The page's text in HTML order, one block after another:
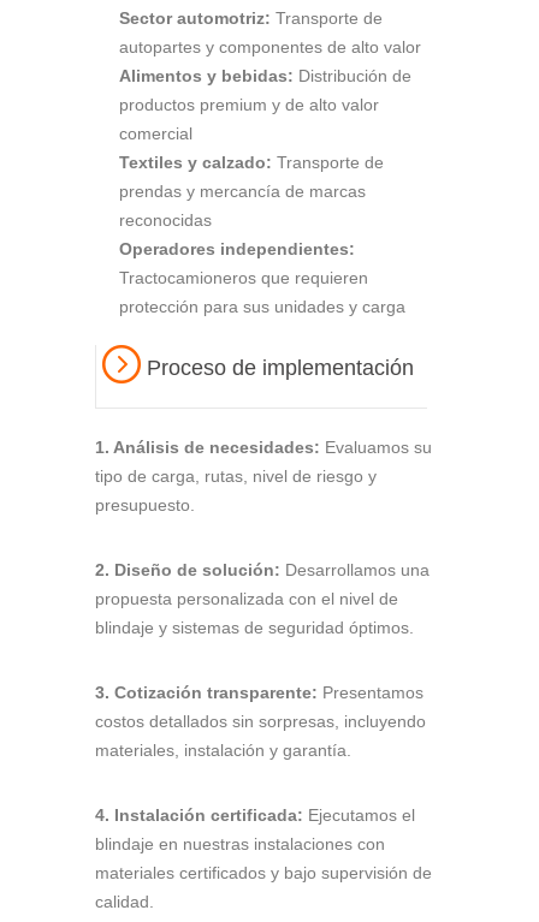
Sector automotriz: Transporte de
autopartes y componentes de alto valor
Alimentos y bebidas: Distribución de
productos premium y de alto valor
comercial
Textiles y calzado: Transporte de
prendas y mercancía de marcas
reconocidas
Operadores independientes:
Tractocamioneros que requieren
protección para sus unidades y carga
Proceso de implementación
1. Análisis de necesidades: Evaluamos su
tipo de carga, rutas, nivel de riesgo y
presupuesto.
2. Diseño de solución: Desarrollamos una
propuesta personalizada con el nivel de
blindaje y sistemas de seguridad óptimos.
3. Cotización transparente: Presentamos
costos detallados sin sorpresas, incluyendo
materiales, instalación y garantía.
4. Instalación certificada: Ejecutamos el
blindaje en nuestras instalaciones con
materiales certificados y bajo supervisión de
calidad.